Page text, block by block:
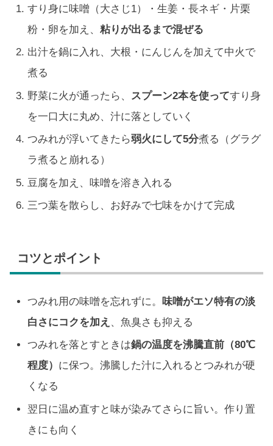
すり身に味噌（大さじ1）・生姜・長ネギ・片栗
粉・卵を加え、粘りが出るまで混ぜる
出汁を鍋に入れ、大根・にんじんを加えて中火で
煮る
野菜に火が通ったら、 スプーン2本を使ってすり身
を一口大に丸め、汁に落としていく
つみれが浮いてきたら弱火にして5分煮る（グラグ
ラ煮ると崩れる）
豆腐を加え、味噌を溶き入れる
三つ葉を散らし、お好みで七味をかけて完成
コツとポイント
つみれ用の味噌を忘れずに。味噌がエソ特有の淡
白さにコクを加え 、魚臭さも抑える
つみれを落とすときは鍋の温度を沸騰直前（80℃
程度） に保つ。沸騰した汁に入れるとつみれが硬
くなる
翌日に温め直すと味が染みてさらに旨い。作り置
きにも向く